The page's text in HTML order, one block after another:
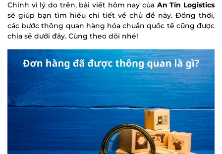
Chính vì lý do trên, bài viết hôm nay của An Tín Logistics
sẽ giúp bạn tìm hiểu chi tiết về chủ đề này. Đồng thời,
các bước thông quan hàng hóa chuẩn quốc tế cũng được
chia sẻ dưới đây. Cùng theo dõi nhé!